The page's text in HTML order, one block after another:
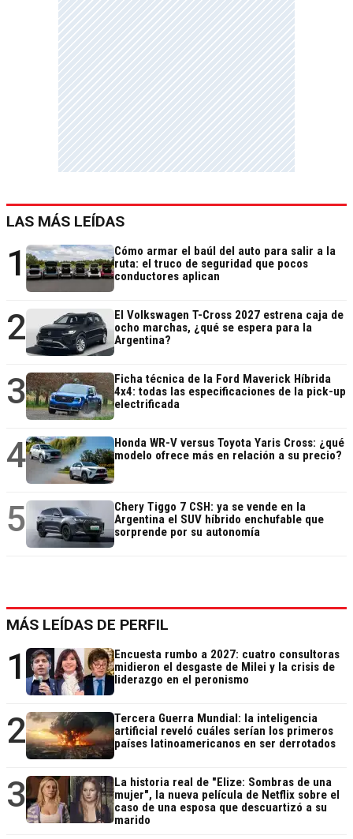
LAS MÁS LEÍDAS
1
Cómo armar el baúl del auto para salir a la
ruta: el truco de seguridad que pocos
conductores aplican
2
El Volkswagen T-Cross 2027 estrena caja de
ocho marchas, ¿qué se espera para la
Argentina?
3
Ficha técnica de la Ford Maverick Híbrida
4x4: todas las especificaciones de la pick-up
electrificada
4
Honda WR-V versus Toyota Yaris Cross: ¿qué
modelo ofrece más en relación a su precio?
5
Chery Tiggo 7 CSH: ya se vende en la
Argentina el SUV híbrido enchufable que
sorprende por su autonomía
MÁS LEÍDAS DE PERFIL
1
Encuesta rumbo a 2027: cuatro consultoras
midieron el desgaste de Milei y la crisis de
liderazgo en el peronismo
2
Tercera Guerra Mundial: la inteligencia
artificial reveló cuáles serían los primeros
países latinoamericanos en ser derrotados
3
La historia real de "Elize: Sombras de una
mujer", la nueva película de Netflix sobre el
caso de una esposa que descuartizó a su
marido